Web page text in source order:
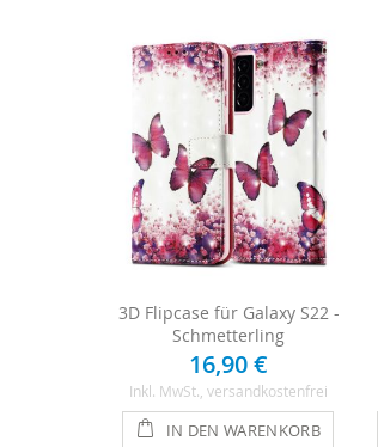
3D Flipcase für Galaxy S22 -
Schmetterling
16,90 €
Inkl. MwSt., versandkostenfrei
IN DEN WARENKORB